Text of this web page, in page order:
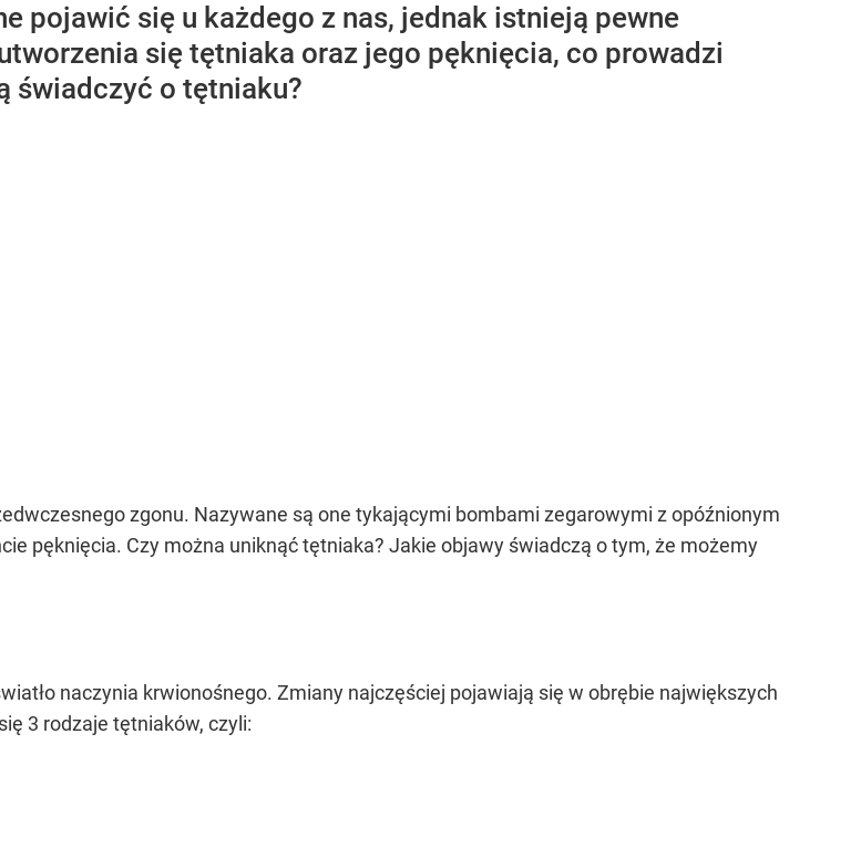
pojawić się u każdego z nas, jednak istnieją pewne
się tętniaka oraz jego pęknięcia, co prowadzi
świadczyć o tętniaku?
zgonu. Nazywane są one tykającymi bombami zegarowymi z opóźnionym
pęknięcia. Czy można uniknąć tętniaka? Jakie objawy świadczą o tym, że możemy
naczynia krwionośnego. Zmiany najczęściej pojawiają się w obrębie największych
3 rodzaje tętniaków, czyli: